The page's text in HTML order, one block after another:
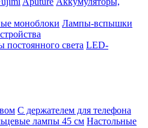
моноблоки Лампы-вспышки
постоянного света LED-
С держателем для телефона
лампы 45 см Настольные